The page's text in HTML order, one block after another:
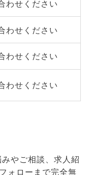
わせください
わせください
わせください
わせください
やご相談、求人紹
ォローまで完全無